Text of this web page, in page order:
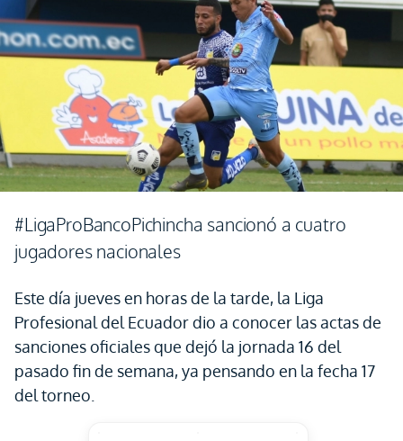
#LigaProBancoPichincha sancionó a cuatro
jugadores nacionales
Este día jueves en horas de la tarde, la Liga
Profesional del Ecuador dio a conocer las actas de
sanciones oficiales que dejó la jornada 16 del
pasado fin de semana, ya pensando en la fecha 17
del torneo.